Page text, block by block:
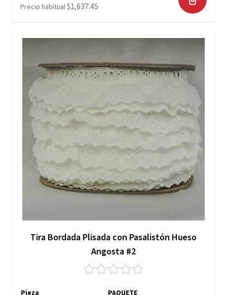
Precio habitual$1,637.45
Tira Bordada Plisada con Pasalistón Hueso
Angosta #2
Pieza PAQUETE